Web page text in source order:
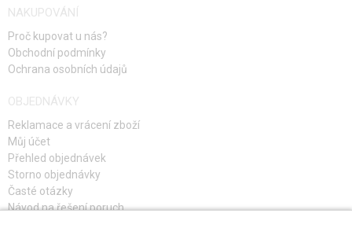
NAKUPOVÁNÍ
Proč kupovat u nás?
Obchodní podmínky
Ochrana osobních údajů
OBJEDNÁVKY
Reklamace a vrácení zboží
Můj účet
Přehled objednávek
Storno objednávky
Časté otázky
Návod na řešení poruch